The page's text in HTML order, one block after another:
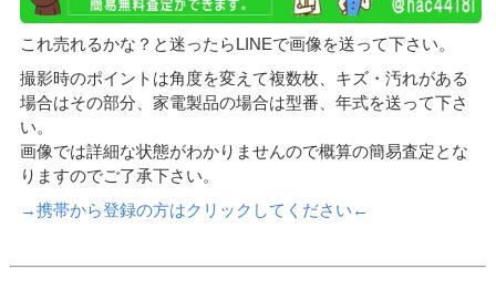
これ売れるかな？と迷ったらLINEで画像を送って下さい。
撮影時のポイントは角度を変えて複数枚、キズ・汚れがある
場合はその部分、家電製品の場合は型番、年式を送って下さ
い。
画像では詳細な状態がわかりませんので概算の簡易査定とな
りますのでご了承下さい。
→携帯から登録の方はクリックしてください←